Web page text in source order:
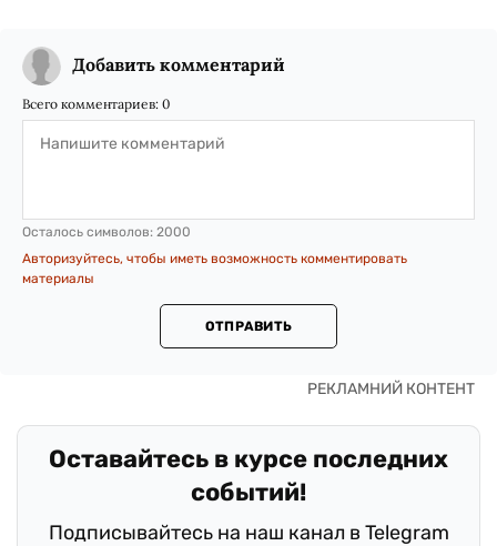
Добавить комментарий
Всего комментариев: 0
Осталось символов: 2000
Авторизуйтесь, чтобы иметь возможность комментировать
материалы
ОТПРАВИТЬ
Оставайтесь в курсе последних
событий!
Подписывайтесь на наш канал в Telegram